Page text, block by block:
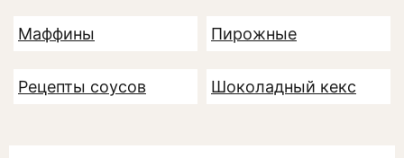
Маффины Пирожные
Рецепты соусов Шоколадный кекс